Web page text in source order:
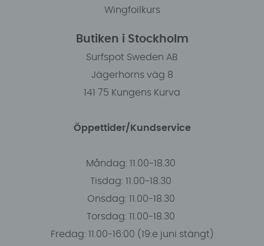
Wingfoilkurs
Butiken i Stockholm
Surfspot Sweden AB
Jägerhorns väg 8
141 75 Kungens Kurva
Öppettider/Kundservice
Måndag: 11.00-18.30
Tisdag: 11.00-18.30
Onsdag: 11.00-18.30
Torsdag: 11.00-18.30
Fredag: 11.00-16:00 (19:e juni stängt)